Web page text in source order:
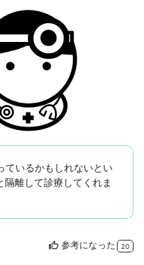
ているかもしれないとい
離して診療してくれま
thumb_up 参考になった 20